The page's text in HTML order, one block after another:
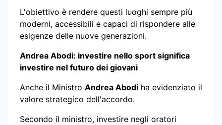
L'obiettivo è rendere questi luoghi sempre più
moderni, accessibili e capaci di rispondere alle
esigenze delle nuove generazioni.
Andrea Abodi: investire nello sport significa
investire nel futuro dei giovani
Anche il Ministro Andrea Abodi ha evidenziato il
valore strategico dell'accordo.
Secondo il ministro, investire negli oratori